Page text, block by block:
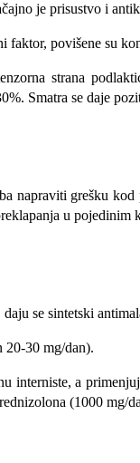
je prisustvo i
faktor, po­višene
strana
Smatra se daje
napraviti grešku
u
se sintetski
20-30 mg/dan).
interniste, a
(1000 mg/